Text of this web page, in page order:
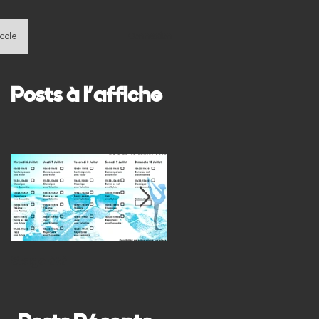
Posts à l'affiche